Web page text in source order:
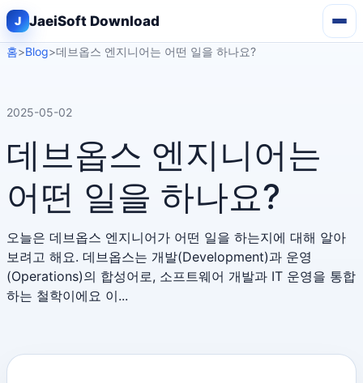
JaeiSoft Download
홈>Blog>데브옵스 엔지니어는 어떤 일을 하나요?
2025-05-02
데브옵스 엔지니어는
어떤 일을 하나요?
오늘은 데브옵스 엔지니어가 어떤 일을 하는지에 대해 알아
보려고 해요. 데브옵스는 개발(Development)과 운영
(Operations)의 합성어로, 소프트웨어 개발과 IT 운영을 통합
하는 철학이에요 이...